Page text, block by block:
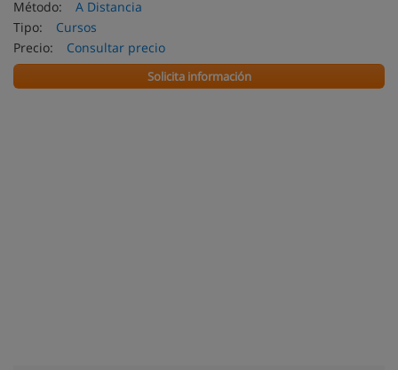
Método:
A Distancia
Tipo:
Cursos
Precio:
Consultar precio
Solicita información